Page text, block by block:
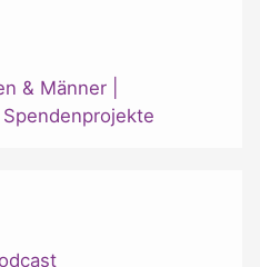
& Männer
Spendenprojekte